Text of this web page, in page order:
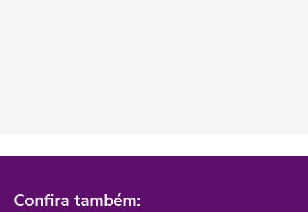
Confira também: